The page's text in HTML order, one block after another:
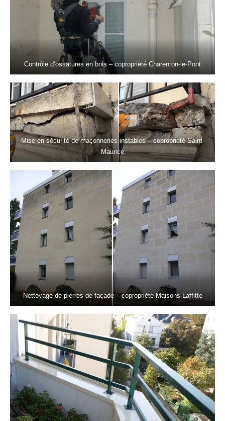
Contrôle d’ossatures en bois – copropriété Charenton-le-Pont
Mise en sécurité de maçonneries instables – copropriété Saint-
Maurice
Nettoyage de pierres de façade – copropriété Maisons-Laffitte